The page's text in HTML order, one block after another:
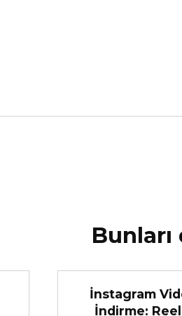
İnstagram
İndirme: